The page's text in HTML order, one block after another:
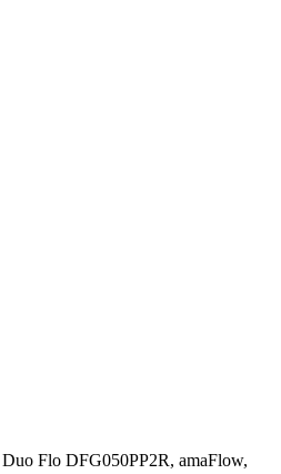
Flo DFG050PP2R, amaFlow,